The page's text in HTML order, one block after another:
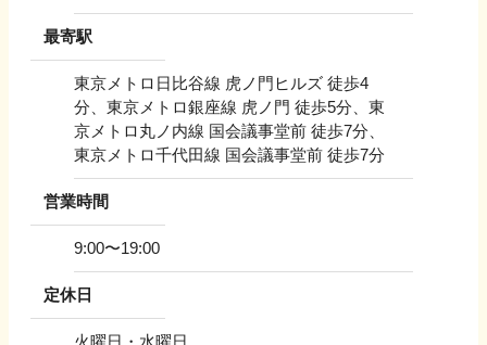
最寄駅
東京メトロ日比谷線 虎ノ門ヒルズ 徒歩4
分、東京メトロ銀座線 虎ノ門 徒歩5分、東
京メトロ丸ノ内線 国会議事堂前 徒歩7分、
東京メトロ千代田線 国会議事堂前 徒歩7分
営業時間
9:00〜19:00
定休日
火曜日・水曜日